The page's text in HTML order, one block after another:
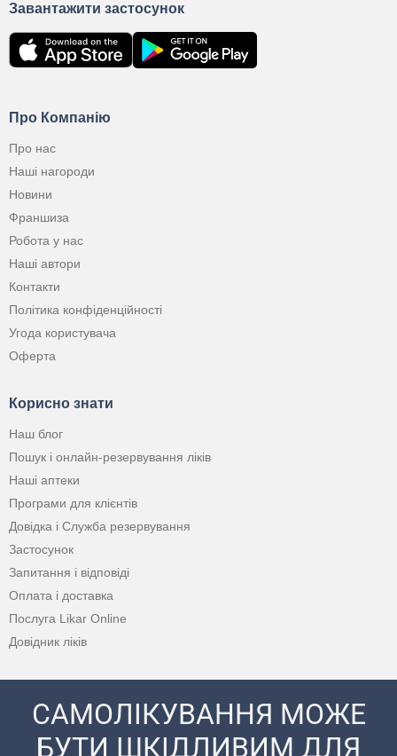
Про Компанію
Про нас
Наші нагороди
Новини
Франшиза
Робота у нас
Наші автори
Контакти
Політика конфіденційності
Угода користувача
Оферта
Корисно знати
Наш блог
Пошук і онлайн-резервування ліків
Наші аптеки
Програми для клієнтів
Довідка і Служба резервування
Застосунок
Запитання і відповіді
Оплата і доставка
Послуга Likar Online
Довідник ліків
Завантажити застосунок
САМОЛІКУВАННЯ МОЖЕ
БУТИ ШКІДЛИВИМ ДЛЯ